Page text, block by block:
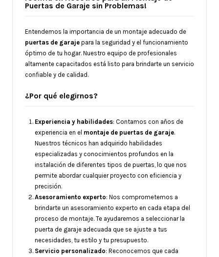
Puertas de Garaje sin Problemas!
Entendemos la importancia de un montaje adecuado de
puertas de garaje para la seguridad y el funcionamiento
óptimo de tu hogar. Nuestro equipo de profesionales
altamente capacitados está listo para brindarte un servicio
confiable y de calidad.
¿Por qué elegirnos?
Experiencia y habilidades: Contamos con años de
experiencia en el montaje de puertas de garaje.
Nuestros técnicos han adquirido habilidades
especializadas y conocimientos profundos en la
instalación de diferentes tipos de puertas, lo que nos
permite abordar cualquier proyecto con eficiencia y
precisión.
Asesoramiento experto: Nos comprometemos a
brindarte un asesoramiento experto en cada etapa del
proceso de montaje. Te ayudaremos a seleccionar la
puerta de garaje adecuada que se ajuste a tus
necesidades, tu estilo y tu presupuesto.
Servicio personalizado: Reconocemos que cada